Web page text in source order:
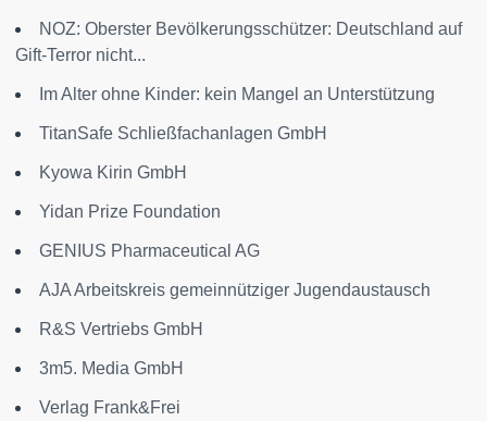
NOZ: Oberster Bevölkerungsschützer: Deutschland auf
Gift-Terror nicht...
Im Alter ohne Kinder: kein Mangel an Unterstützung
TitanSafe Schließfachanlagen GmbH
Kyowa Kirin GmbH
Yidan Prize Foundation
GENIUS Pharmaceutical AG
AJA Arbeitskreis gemeinnütziger Jugendaustausch
R&S Vertriebs GmbH
3m5. Media GmbH
Verlag Frank&Frei